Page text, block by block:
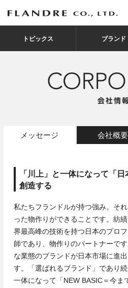
トピックス ブランド
メッセージ 会社概要
「川上」と一体になって「
創造する
私たちフランドルが持つ強み。そ
った物作りができることです。紡
界最高峰の技術を持つ日本のプロ
師であり、物作りのパートナーで
な業態のブランドが日本市場に進
す。「選ばれるブランド」であり
一体になって「NEW BASIC＝今ま